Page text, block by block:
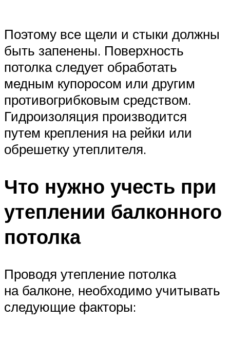
Поэтому все щели и стыки должны
быть запенены. Поверхность
потолка следует обработать
медным купоросом или другим
противогрибковым средством.
Гидроизоляция производится
путем крепления на рейки или
обрешетку утеплителя.
Что нужно учесть при
утеплении балконного
потолка
Проводя утепление потолка
на балконе, необходимо учитывать
следующие факторы: